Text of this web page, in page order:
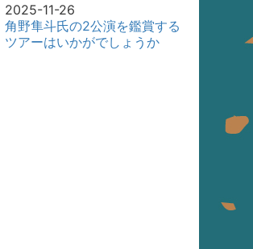
2025-11-26
角野隼斗氏の2公演を鑑賞する
ツアーはいかがでしょうか